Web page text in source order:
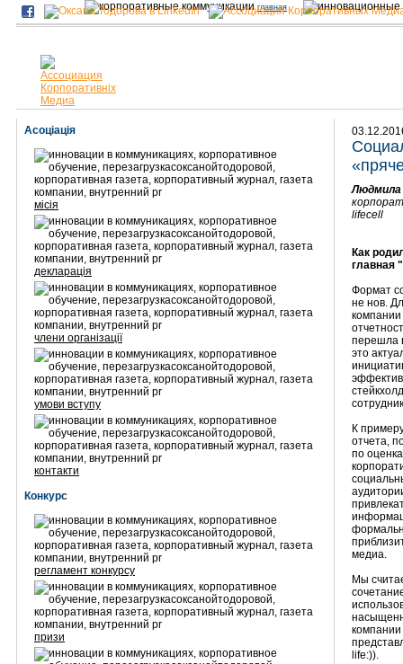
главная
Асоціація
місія
декларація
члени організації
умови вступу
контакти
Конкурс
регламент конкурсу
призи
lifecell
Как
главная
Формат
не нов.
перешла
это
К
отчета,
по
медиа.
Мы
компании
life:)).